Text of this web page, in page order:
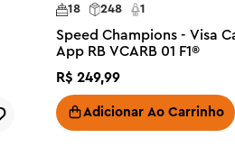
exibi-lo
9 anos
248 1
18
Speed Champions - Visa
App RB VCARB 01 F1®
R$ 249,99
Adicionar Ao Carrinho